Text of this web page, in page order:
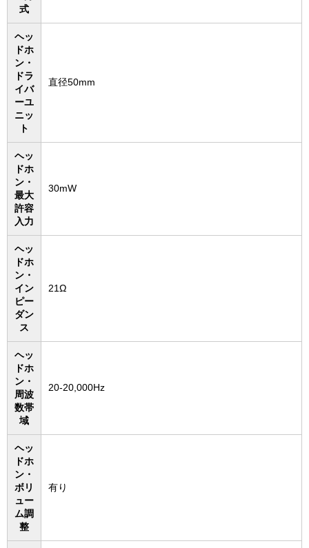
式
ヘッ
ドホ
ン・
ドラ
イバ
ーユ
ニッ
ト
直径50mm
ヘッ
ドホ
ン・
最大
許容
入力
30mW
ヘッ
ドホ
ン・
イン
ピー
ダン
ス
21Ω
ヘッ
ドホ
ン・
周波
数帯
域
20-20,000Hz
ヘッ
ドホ
ン・
ボリ
ュー
ム調
整
有り